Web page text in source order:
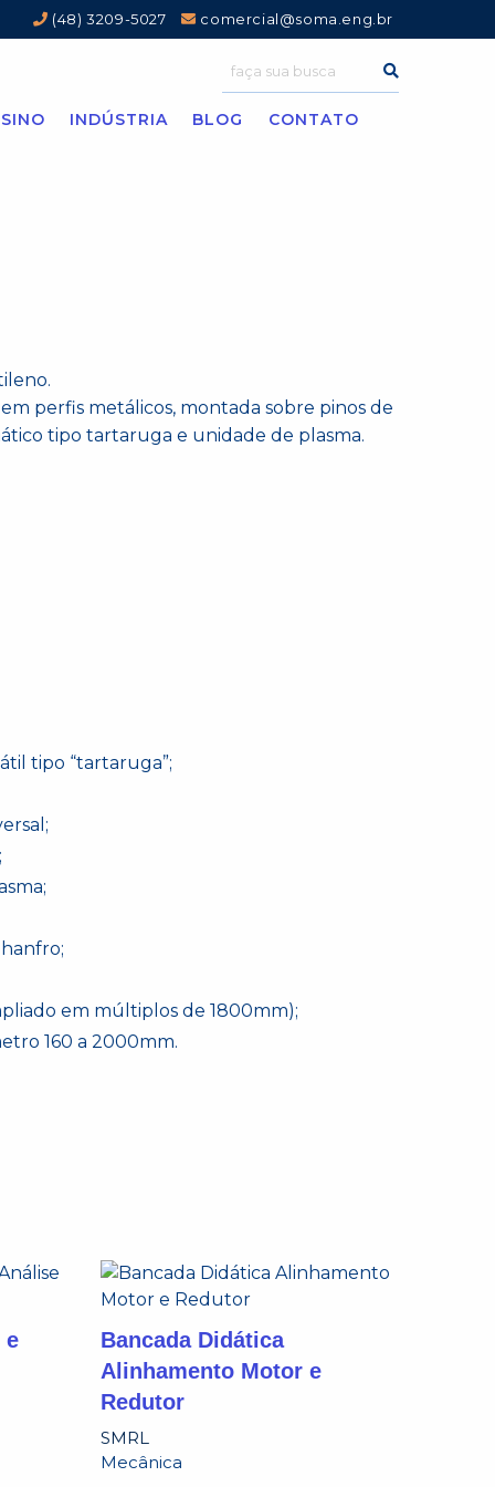
(48) 3209-5027 comercial@soma.eng.br
INDÚSTRIA BLOG CONTATO
perfis metálicos, montada sobre pinos de
tipo tartaruga e unidade de plasma.
tipo “tartaruga”;
em múltiplos de 1800mm);
160 a 2000mm.
e
Bancada Didática
Alinhamento Motor e
Redutor
SMRL
Mecânica